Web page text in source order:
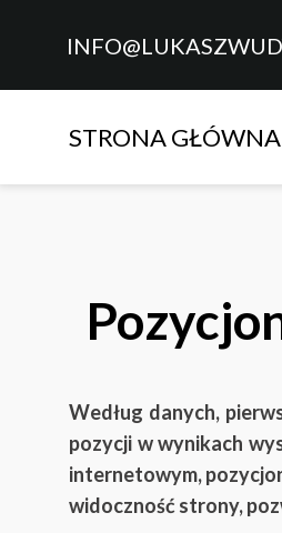
STRONA GŁÓWNA
Według danych,
pozycji w wynikach
internetowym,
widoczność strony,